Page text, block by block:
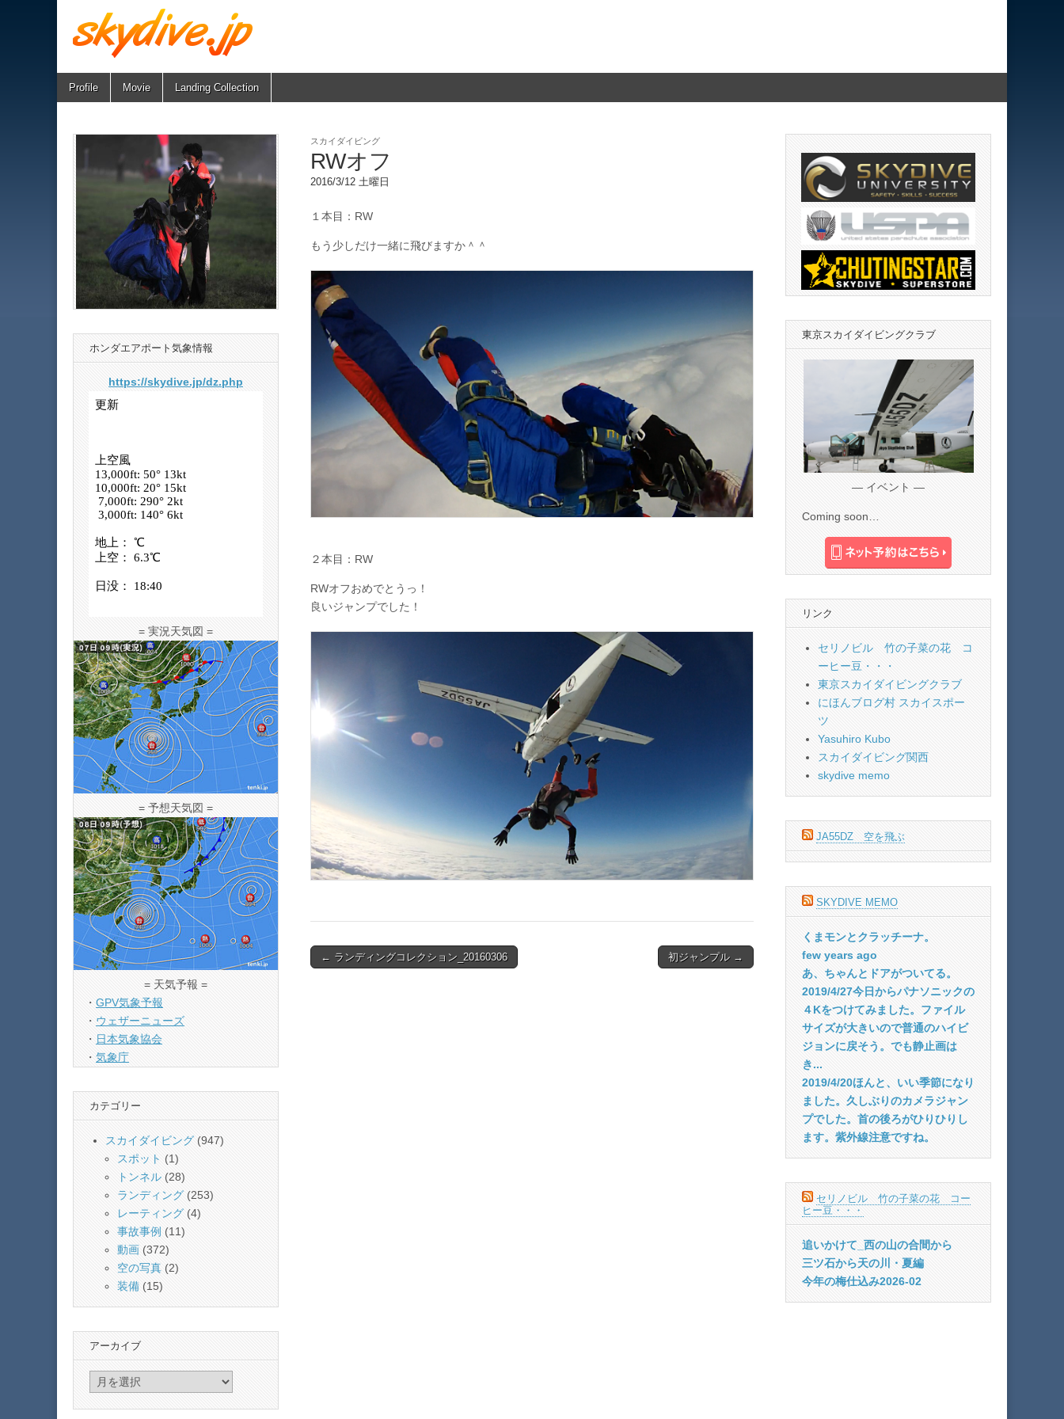
skydive.jp
Main
menu
Skip
Profile Movie Landing Collection
スカイダイビング
RWオフ
2016/3/12 土曜日
１本目：RW
もう少しだけ一緒に飛びますか＾＾
２本目：RW
RWオフおめでとうっ！
良いジャンプでした！
Post← ランディングコレクション_20160306 初ジャンプル →
ホンダエアポート気象情報
https://skydive.jp/dz.php
= 実況天気図 =
= 予想天気図 =
= 天気予報 =
・ GPV気象予報
・ ウェザーニューズ
・ 日本気象協会
・ 気象庁
カテゴリー
スカイダイビング (947)
スポット (1)
トンネル (28)
ランディング(253)
レーティング(4)
事故事例 (11)
動画 (372)
空の写真 (2)
装備 (15)
アーカイブ
東京スカイダイビングクラブ
— イベント —
Coming soon…
リンク
セリノビル 竹の子菜の花 コ
ーヒー豆・・・
東京スカイダイビングクラブ
にほんブログ村 スカイスポー
ツ
Yasuhiro Kubo
スカイダイビング関西
skydive memo
JA55DZ 空を飛ぶ
SKYDIVE MEMO
くまモンとクラッチーナ。
few years ago
あ、ちゃんとドアがついてる。
2019/4/27今日からパナソニックの
４Kをつけてみました。ファイル
サイズが大きいので普通のハイビ
ジョンに戻そう。でも静止画は
き...
2019/4/20ほんと、いい季節になり
ました。久しぶりのカメラジャン
プでした。首の後ろがひりひりし
ます。紫外線注意ですね。
セリノビル 竹の子菜の花 コー
ヒー豆・・・
追いかけて_西の山の合間から
三ツ石から天の川・夏編
今年の梅仕込み2026-02